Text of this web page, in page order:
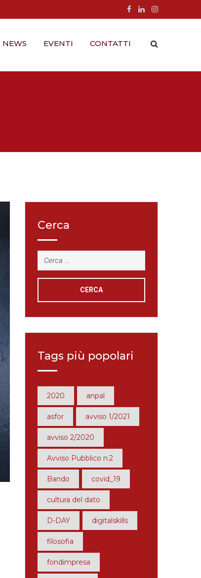
NEWS EVENTI CONTATTI
Cerca
Ricerca
per:
Tags più popolari
2020 anpal
asfor avviso 1/2021
avviso 2/2020
Avviso Pubblico n.2
Bando covid_19
cultura del dato
D-DAY digitalskills
filosofia
fondimpresa